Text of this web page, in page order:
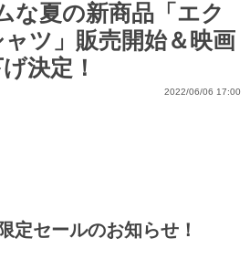
な夏の新商品「エク
ツ」販売開始＆映画
決定！
2022/06/06 17:00
定セールのお知らせ！